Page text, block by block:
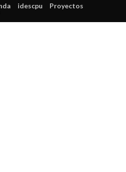
idescpu Proyectos